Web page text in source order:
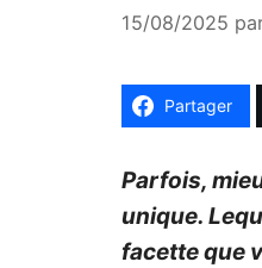
15/08/2025
Partager
Parfois,
unique.
facette que